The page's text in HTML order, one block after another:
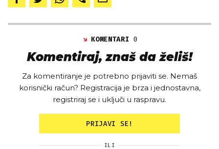
KOMENTARI0
Komentiraj, znaš da želiš!
Za komentiranje je potrebno prijaviti se. Nemaš
korisnički račun? Registracija je brza i jednostavna,
registriraj se i uključi u raspravu.
PRIJAVI SE!
ILI